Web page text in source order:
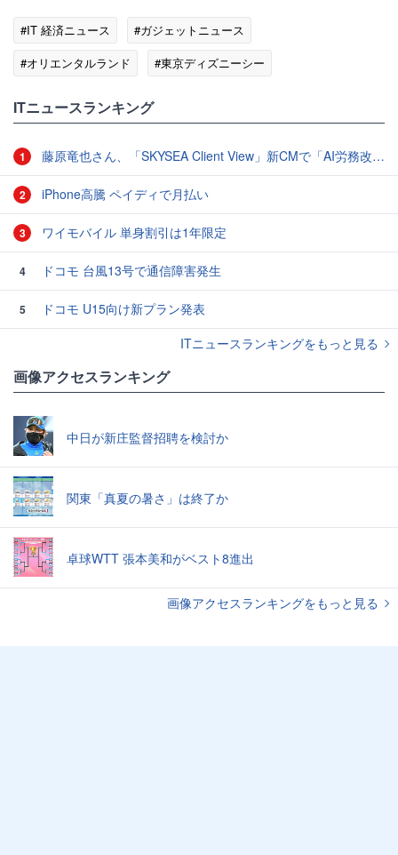
#IT 経済ニュース
#ガジェットニュース
#オリエンタルランド
#東京ディズニーシー
ITニュースランキング
1 藤原竜也さん、「SKYSEA Client View」新CMで「AI労務改善」をアピール 働き方をAIが分析したら「すぐに休んで」と言われる？
2 iPhone高騰 ペイディで月払い
3 ワイモバイル 単身割引は1年限定
4 ドコモ 台風13号で通信障害発生
5
ドコモ U15向け新プラン発表
ITニュースランキングをもっと見る
画像アクセスランキング
中日が新庄監督招聘を検討か
関東「真夏の暑さ」は終了か
卓球WTT 張本美和がベスト8進出
画像アクセスランキングをもっと見る